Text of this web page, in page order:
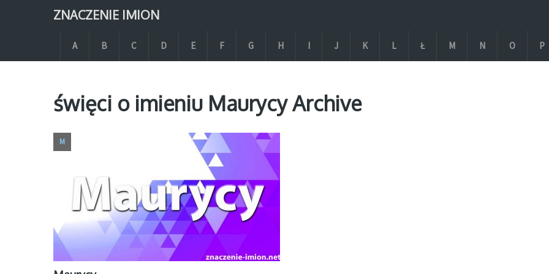
ZNACZENIE IMION
A B C D E F G H I J K L Ł M N O P
święci o imieniu Maurycy Archive
M